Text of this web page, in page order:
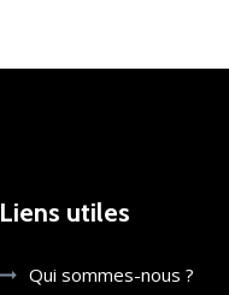
Liens utiles
Qui sommes-nous ?